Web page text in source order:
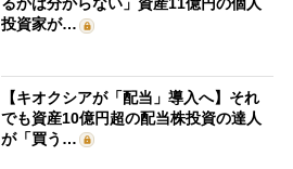
投資家が…
【キオクシアが「配当」導入へ】それ
でも資産10億円超の配当株投資の達人
が「買う…